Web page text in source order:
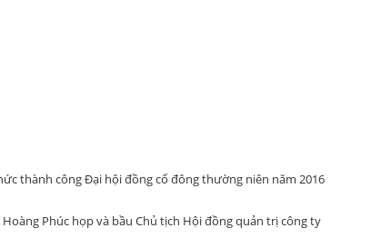
thành công Đại hội đồng cổ đông thường niên năm 2016
Phúc họp và bầu Chủ tịch Hội đồng quản trị công ty